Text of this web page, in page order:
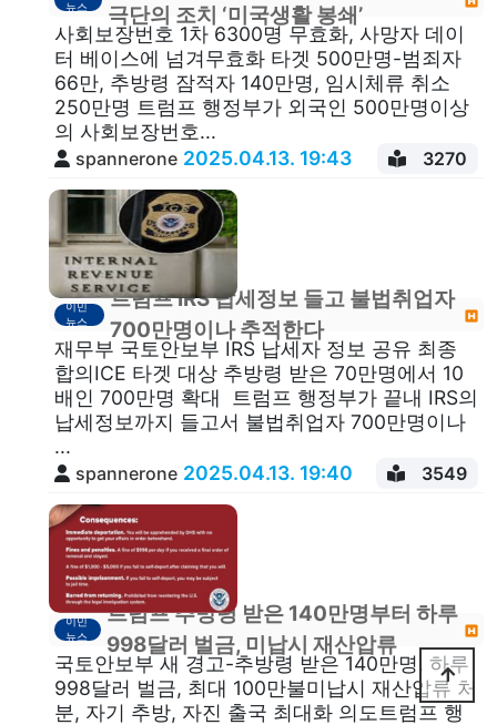
뉴스
극단의 조치 ‘미국생활 봉쇄’
사회보장번호 1차 6300명 무효화, 사망자 데이
터 베이스에 넘겨무효화 타겟 500만명-범죄자
66만, 추방령 잠적자 140만명, 임시체류 취소
250만명 트럼프 행정부가 외국인 500만명이상
의 사회보장번호...
spannerone 2025.04.13. 19:43 3270
이민
뉴스
트럼프 IRS 납세정보 들고 불법취업자
700만명이나 추적한다
재무부 국토안보부 IRS 납세자 정보 공유 최종
합의ICE 타겟 대상 추방령 받은 70만명에서 10
배인 700만명 확대 트럼프 행정부가 끝내 IRS의
납세정보까지 들고서 불법취업자 700만명이나
...
spannerone 2025.04.13. 19:40 3549
이민
뉴스
트럼프 추방령 받은 140만명부터 하루
998달러 벌금, 미납시 재산압류
국토안보부 새 경고-추방령 받은 140만명, 하루
998달러 벌금, 최대 100만불미납시 재산압류 처
분, 자기 추방, 자진 출국 최대화 의도트럼프 행